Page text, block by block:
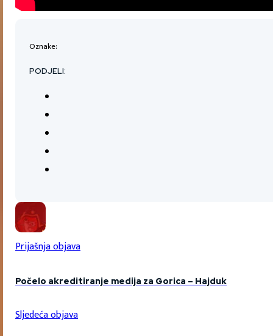
Oznake:
PODJELI:
Prijašnja objava
Počelo akreditiranje medija za Gorica – Hajduk
Sljedeća objava